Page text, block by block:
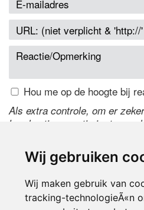
Wij gebruiken
Wij maken gebruik van
tracking-technologieÃ«n
Hou me op de hoogte bij
Als extra controle, om er
handmatige reactie is, typ
de code te wijzigen.